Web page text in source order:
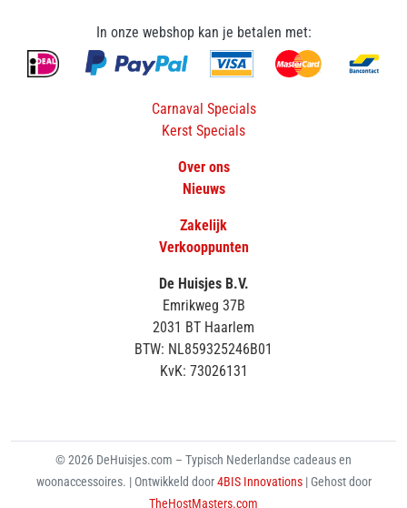
In onze webshop kan je betalen met:
Carnaval Specials
Kerst Specials
Over ons
Nieuws
Zakelijk
Verkooppunten
De Huisjes B.V.
Emrikweg 37B
2031 BT Haarlem
BTW: NL859325246B01
KvK: 73026131
© 2026 DeHuisjes.com – Typisch Nederlandse cadeaus en
woonaccessoires. | Ontwikkeld door4BIS Innovations | Gehost door
TheHostMasters.com